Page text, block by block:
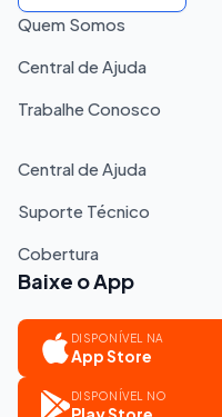
Quem Somos
Central de Ajuda
Trabalhe Conosco
Central de Ajuda
Suporte Técnico
Cobertura
Baixe o App
DISPONÍVEL NA
App Store
DISPONÍVEL NO